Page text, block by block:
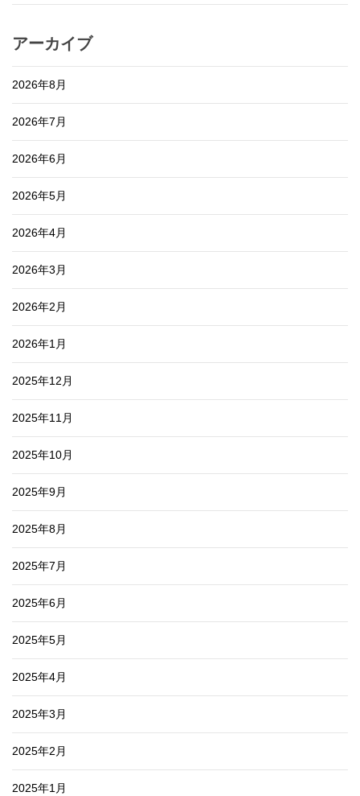
アーカイブ
2026年8月
2026年7月
2026年6月
2026年5月
2026年4月
2026年3月
2026年2月
2026年1月
2025年12月
2025年11月
2025年10月
2025年9月
2025年8月
2025年7月
2025年6月
2025年5月
2025年4月
2025年3月
2025年2月
2025年1月